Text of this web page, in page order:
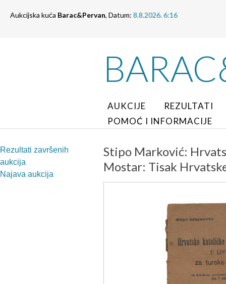
Aukcijska kuća Barac&Pervan, Datum: 8.8.2026. 6:16
AUKCIJE
REZULTATI
POMOĆ I INFORMACIJE
Rezultati završenih
aukcija
Najava aukcija
Stipo Marković:
Mostar: Tisak